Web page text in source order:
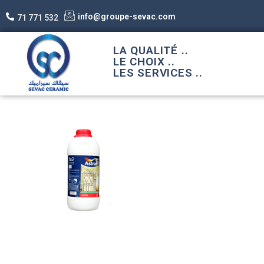
71 771 532 info@groupe-sevac.com
LA QUALITÉ ..
LE CHOIX ..
LES SERVICES ..